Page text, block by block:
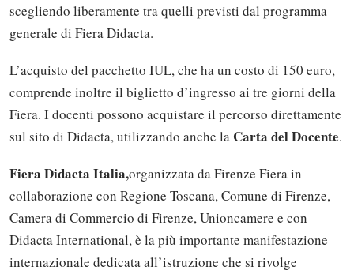
scegliendo liberamente tra quelli previsti dal programma
generale di Fiera Didacta.
L’acquisto del pacchetto IUL, che ha un costo di 150 euro,
comprende inoltre il biglietto d’ingresso ai tre giorni della
Fiera. I docenti possono acquistare il percorso direttamente
sul sito di Didacta, utilizzando anche la Carta del Docente.
Fiera Didacta Italia,organizzata da Firenze Fiera in
collaborazione con Regione Toscana, Comune di Firenze,
Camera di Commercio di Firenze, Unioncamere e con
Didacta International, è la più importante manifestazione
internazionale dedicata all’istruzione che si rivolge